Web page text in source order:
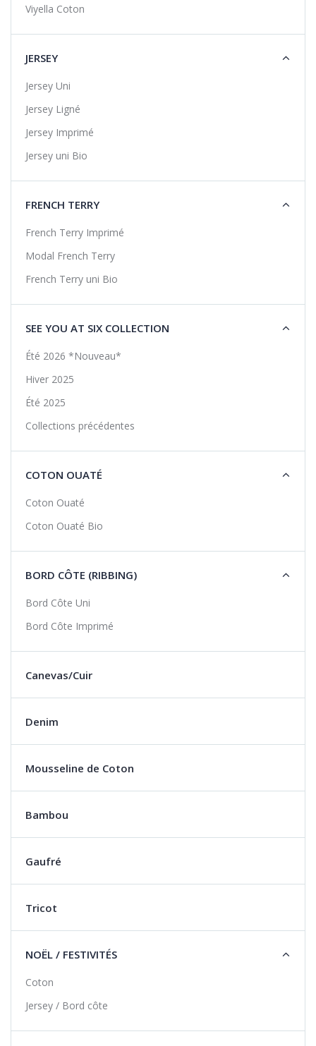
Viyella Coton
JERSEY
Jersey Uni
Jersey Ligné
Jersey Imprimé
Jersey uni Bio
FRENCH TERRY
French Terry Imprimé
Modal French Terry
French Terry uni Bio
SEE YOU AT SIX COLLECTION
Été 2026 *Nouveau*
Hiver 2025
Été 2025
Collections précédentes
COTON OUATÉ
Coton Ouaté
Coton Ouaté Bio
BORD CÔTE (RIBBING)
Bord Côte Uni
Bord Côte Imprimé
Canevas/Cuir
Denim
Mousseline de Coton
Bambou
Gaufré
Tricot
NOËL / FESTIVITÉS
Coton
Jersey / Bord côte